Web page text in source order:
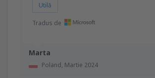
Marta
Poland, Martie 2024
Utilă
Tradus de